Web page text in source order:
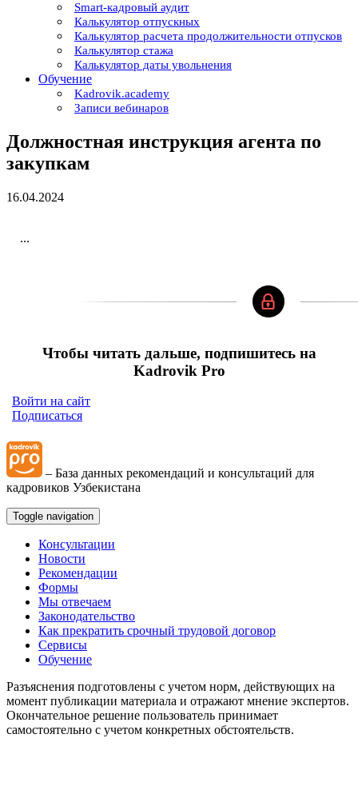
Smart-кадровый аудит
Калькулятор отпускных
Калькулятор расчета продолжительности отпусков
Калькулятор стажа
Калькулятор даты увольнения
Обучение
Kadrovik.academy
Записи вебинаров
Должностная инструкция агента по
закупкам
16.04.2024
...
Чтобы читать дальше, подпишитесь на
Kadrovik Pro
Войти на сайт
Подписаться
– База данных рекомендаций и консультаций для
кадровиков Узбекистана
Toggle navigation
Консультации
Новости
Рекомендации
Формы
Мы отвечаем
Законодательство
Как прекратить срочный трудовой договор
Сервисы
Обучение
Разъяснения подготовлены с учетом норм, действующих на
момент публикации материала и отражают мнение экспертов.
Окончательное решение пользователь принимает
самостоятельно с учетом конкретных обстоятельств.